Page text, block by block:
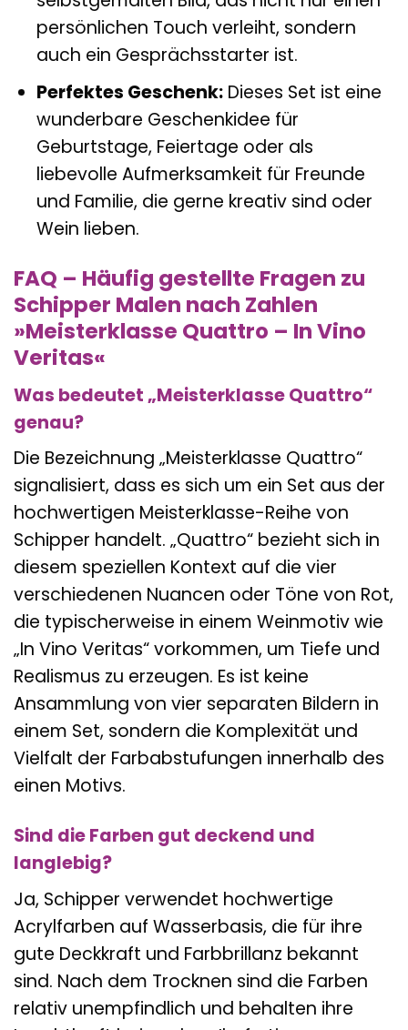
persönlichen Touch verleiht, sondern
auch ein Gesprächsstarter ist.
Perfektes Geschenk:Dieses Set ist eine
wunderbare Geschenkidee für
Geburtstage, Feiertage oder als
liebevolle Aufmerksamkeit für Freunde
und Familie, die gerne kreativ sind oder
Wein lieben.
FAQ – Häufig gestellte Fragen zu
Schipper Malen nach Zahlen
»Meisterklasse Quattro – In Vino
Veritas«
Was bedeutet „Meisterklasse Quattro“
genau?
Die Bezeichnung „Meisterklasse Quattro“
signalisiert, dass es sich um ein Set aus der
hochwertigen Meisterklasse-Reihe von
Schipper handelt. „Quattro“ bezieht sich in
diesem speziellen Kontext auf die vier
verschiedenen Nuancen oder Töne von Rot,
die typischerweise in einem Weinmotiv wie
„In Vino Veritas“ vorkommen, um Tiefe und
Realismus zu erzeugen. Es ist keine
Ansammlung von vier separaten Bildern in
einem Set, sondern die Komplexität und
Vielfalt der Farbabstufungen innerhalb des
einen Motivs.
Sind die Farben gut deckend und
langlebig?
Ja, Schipper verwendet hochwertige
Acrylfarben auf Wasserbasis, die für ihre
gute Deckkraft und Farbbrillanz bekannt
sind. Nach dem Trocknen sind die Farben
relativ unempfindlich und behalten ihre